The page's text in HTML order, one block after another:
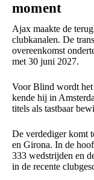
moment
Ajax maakte de
clubkanalen. De
overeenkomst
met 30 juni 2027.
Voor Blind wordt
kende hij in
titels als tastbaar
De verdediger komt
en Girona. In de
333 wedstrijden en
in de recente